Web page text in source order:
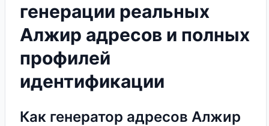
генерации реальных
Алжир адресов и полных
профилей
идентификации
Как генератор адресов Алжир